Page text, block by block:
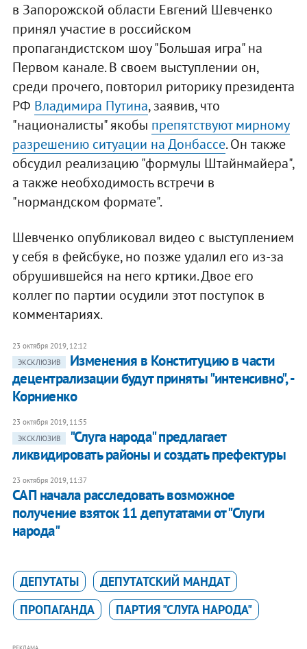
в Запорожской области Евгений Шевченко
принял участие в российском
пропагандистском шоу "Большая игра" на
Первом канале. В своем выступлении он,
среди прочего, повторил риторику президента
РФ Владимира Путина, заявив, что
"националисты" якобы препятствуют мирному
разрешению ситуации на Донбассе. Он также
обсудил реализацию "формулы Штайнмайера",
а также необходимость встречи в
"нормандском формате".
Шевченко опубликовал видео с выступлением
у себя в фейсбуке, но позже удалил его из-за
обрушившейся на него кртики. Двое его
коллег по партии осудили этот поступок в
комментариях.
23 октября 2019, 12:12
ЭКСКЛЮЗИВ
Изменения в Конституцию в части
децентрализации будут приняты "интенсивно", -
Корниенко
23 октября 2019, 11:55
ЭКСКЛЮЗИВ
"Слуга народа" предлагает
ликвидировать районы и создать префектуры
23 октября 2019, 11:37
САП начала расследовать возможное
получение взяток 11 депутатами от "Слуги
народа"
ДЕПУТАТЫ
ДЕПУТАТСКИЙ МАНДАТ
ПРОПАГАНДА
ПАРТИЯ "СЛУГА НАРОДА"